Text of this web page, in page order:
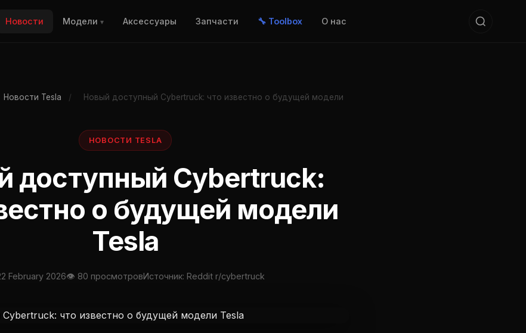
Новости Модели▾ Аксессуары Запчасти 🔧 Toolbox О нас
Новости Tesla /
Новый доступный Cybertruck: что известно о будущей модели
НОВОСТИ TESLA
доступный Cybertruck:
о будущей модели
Tesla
February 2026👁 80 просмотровИсточник: Reddit r/cybertruck